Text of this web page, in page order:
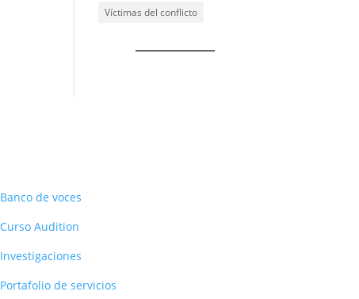
Víctimas del conflicto
Banco de voces
Curso Audition
Investigaciones
Portafolio de servicios